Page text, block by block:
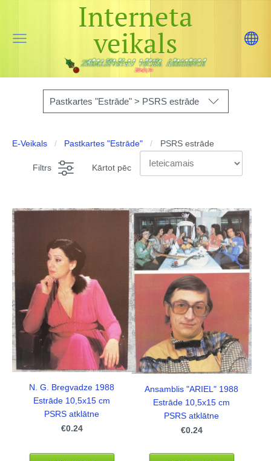
Interneta
veikals
Pastkartes "Estrāde" > PSRS estrāde
E-Veikals Pastkartes "Estrāde" PSRS estrāde
Filtrs Kārtot pēc
N. G. Bregvadze 1988
Estrāde 10,5x15 cm
PSRS atklātne
€0.24
Ansamblis "ARIEL" 1988
Estrāde 10,5x15 cm
PSRS atklātne
€0.24